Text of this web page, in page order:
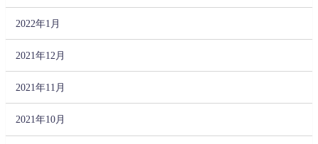
2022年1月
2021年12月
2021年11月
2021年10月